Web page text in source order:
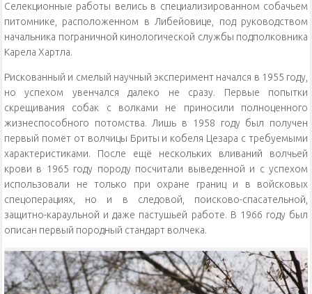
Селекционные работы велись в специализированном собачьем
питомнике, расположенном в Либейовице, под руководством
начальника пограничной кинологической службы подполковника
Карела Хартла.
Рискованный и смелый научный эксперимент начался в 1955 году,
но успехом увенчался далеко не сразу. Первые попытки
скрещивания собак с волками не приносили полноценного
жизнеспособного потомства. Лишь в 1958 году был получен
первый помёт от волчицы Бриты и кобеля Цезара с требуемыми
характеристиками. После ещё нескольких вливаний волчьей
крови в 1965 году породу посчитали выведенной и с успехом
использовали не только при охране границ и в войсковых
спецоперациях, но и в следовой, поисково-спасательной,
защитно-караульной и даже пастушьей работе. В 1966 году был
описан первый породный стандарт волчека.